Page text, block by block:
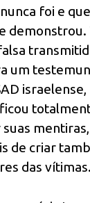
foi e
demonstrou.
um
de criar
das vítimas.